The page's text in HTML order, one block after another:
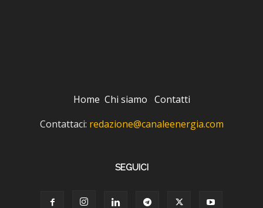
Home Chi siamo Contatti
Contattaci: redazione@canaleenergia.com
SEGUICI